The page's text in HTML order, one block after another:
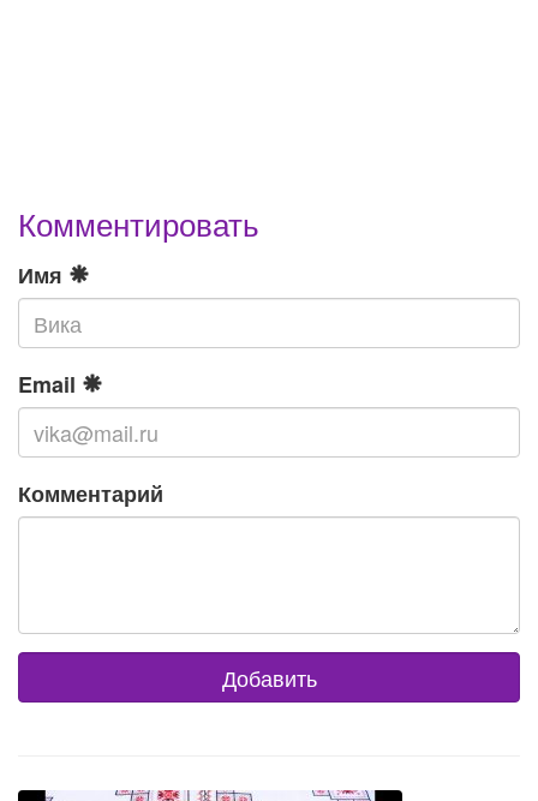
Комментировать
Имя
Email
Комментарий